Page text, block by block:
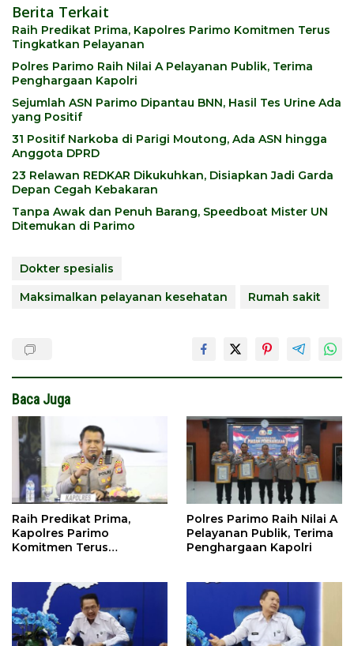
Berita Terkait
Raih Predikat Prima, Kapolres Parimo Komitmen Terus
Tingkatkan Pelayanan
Polres Parimo Raih Nilai A Pelayanan Publik, Terima
Penghargaan Kapolri
Sejumlah ASN Parimo Dipantau BNN, Hasil Tes Urine Ada
yang Positif
31 Positif Narkoba di Parigi Moutong, Ada ASN hingga
Anggota DPRD
23 Relawan REDKAR Dikukuhkan, Disiapkan Jadi Garda
Depan Cegah Kebakaran
Tanpa Awak dan Penuh Barang, Speedboat Mister UN
Ditemukan di Parimo
Dokter spesialis
Maksimalkan pelayanan kesehatan
Rumah sakit
Baca Juga
Raih Predikat Prima,
Kapolres Parimo
Komitmen Terus
Polres Parimo Raih Nilai A
Pelayanan Publik, Terima
Penghargaan Kapolri